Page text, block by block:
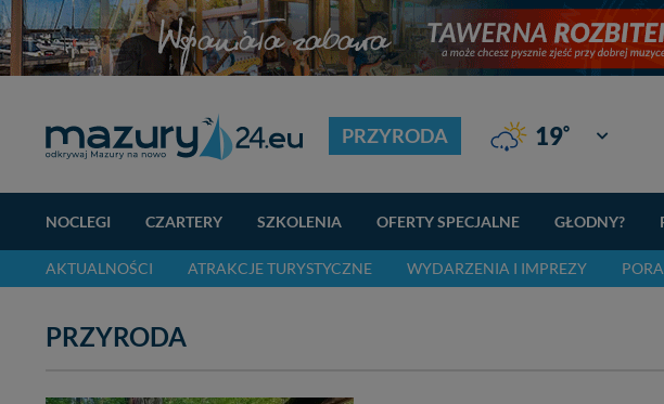
PRZYRODA 19° Giżycko
NOCLEGI CZARTERY SZKOLENIA OFERTY SPECJALNE GŁODNY?
AKTUALNOŚCI ATRAKCJE TURYSTYCZNE WYDARZENIA I IMPREZY
PRZYRODA